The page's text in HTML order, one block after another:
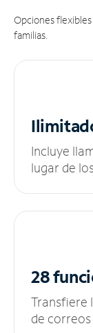
Opciones
familias.
Incluye
lugar de
28
Transfiere
de correos